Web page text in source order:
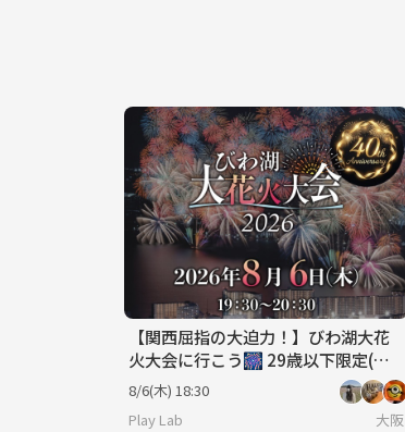
【関西屈指の大迫力！】びわ湖大花
火大会に行こう🎆 29歳以下限定(一
部除く)
8/6(木) 18:30
Play Lab
大阪